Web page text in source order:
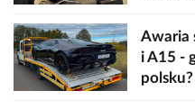
Awaria
i A15 -
polsku?